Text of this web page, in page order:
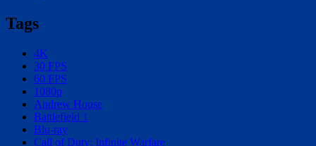
Tags
4K
30 FPS
60 FPS
1080p
Andrew House
Battlefield 1
Blu-ray
Call of Duty: Infinite Warfare